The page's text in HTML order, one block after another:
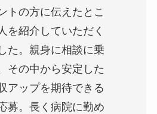
トの方に伝えたとこ
を紹介していただく
た。親身に相談に乗
その中から安定した
アップを期待できる
募。長く病院に勤め